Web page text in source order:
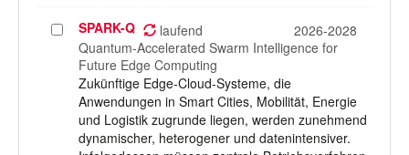
Projekt
auswählen
SPARK-Q laufend
2026-2028
Quantum-Accelerated Swarm Intelligence for
Future Edge Computing
Zukünftige Edge-Cloud-Systeme, die
Anwendungen in Smart Cities, Mobilität, Energie
und Logistik zugrunde liegen, werden zunehmend
dynamischer, heterogener und datenintensiver.